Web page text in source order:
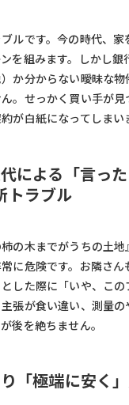
ルです。今の時代、
を組みます。しかし
か分からない曖昧な
。せっかく買い手が見
が白紙になってしまい
による「言っ
トラブル
柿の木までがうちの土
に危険です。お隣さん
した際に「いや、こ
張が食い違い、測量
後を絶ちません。
「極端に安く